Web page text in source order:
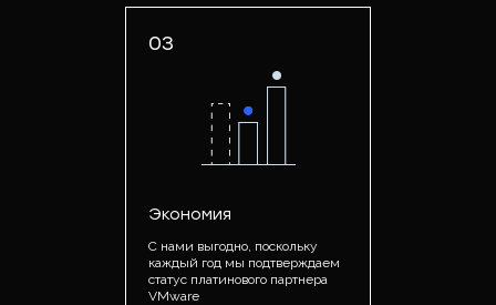
03
Экономия
С нами выгодно, поскольку
каждый год мы подтверждаем
статус платинового партнера
VMware